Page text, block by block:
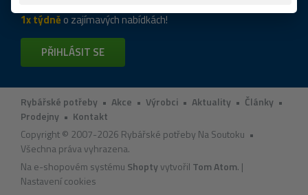
1x týdně o zajímavých nabídkách!
PŘIHLÁSIT SE
Rybářské potřeby • Akce • Výrobci • Aktuality • Články •
Prodejny • Kontakt
Copyright © 2007-2026 Rybářské potřeby Na Soutoku •
Všechna práva vyhrazena.
Na e-shopovém systému Shoptyvytvořil Tom Atom. |
Nastavení cookies